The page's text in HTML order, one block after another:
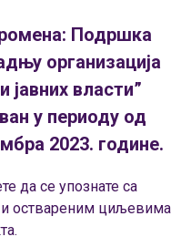
Подршка
организација
јавних власти”
у периоду од
2023. године.
да се упознате са
оствареним циљевима